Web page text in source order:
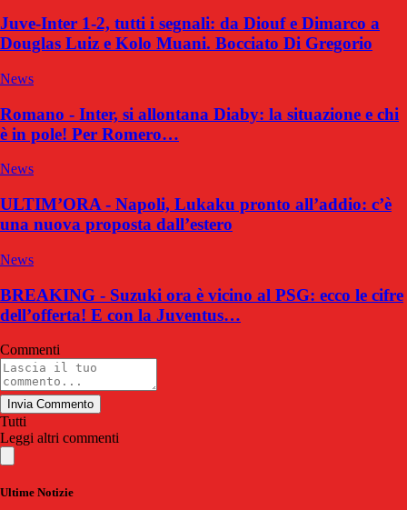
Juve-Inter 1-2, tutti i segnali: da Diouf e Dimarco a
Douglas Luiz e Kolo Muani. Bocciato Di Gregorio
News
Romano - Inter, si allontana Diaby: la situazione e chi
è in pole! Per Romero…
News
ULTIM’ORA - Napoli, Lukaku pronto all’addio: c’è
una nuova proposta dall’estero
News
BREAKING - Suzuki ora è vicino al PSG: ecco le cifre
dell’offerta! E con la Juventus…
Commenti
Invia Commento
Tutti
Leggi altri commenti
Ultime Notizie